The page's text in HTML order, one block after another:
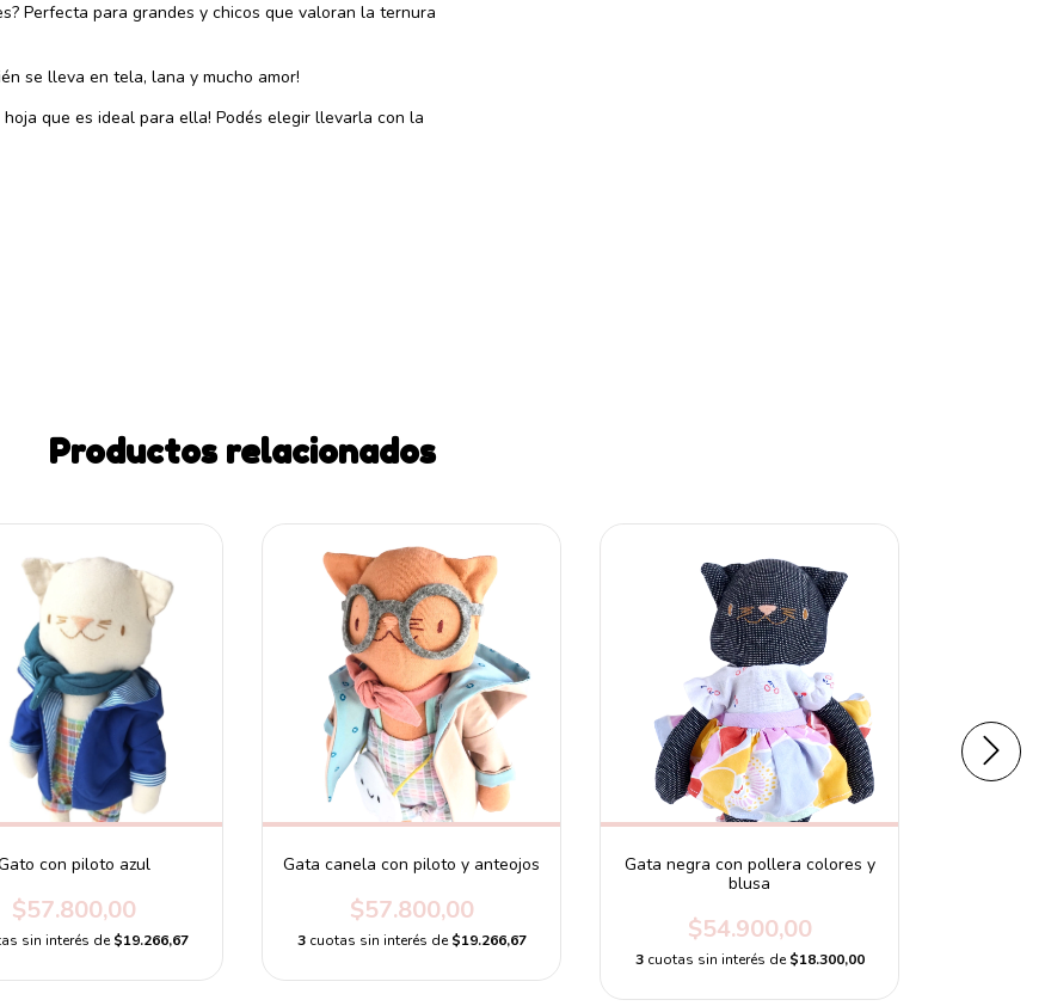
Perfecta para grandes y chicos que valoran la ternura
se lleva en tela, lana y mucho amor!
que es ideal para ella! Podés elegir llevarla con la
Productos relacionados
con piloto azul
$57.800,00
sin interés de$19.266,67
Gata canela con piloto y anteojos
$57.800,00
3 cuotas sin interés de$19.266,67
Gata negra con pollera colores y
blusa
$54.900,00
3 cuotas sin interés de$18.300,00